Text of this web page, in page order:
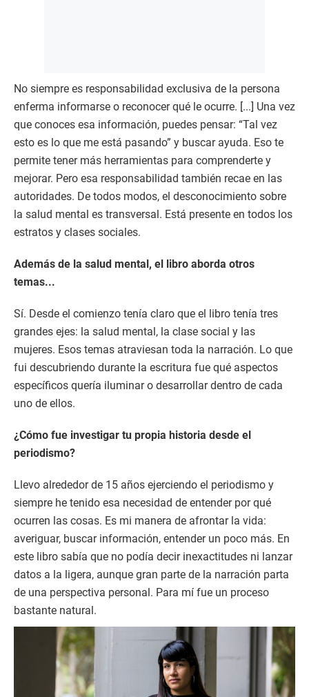
No siempre es responsabilidad exclusiva de la persona
enferma informarse o reconocer qué le ocurre. [...] Una vez
que conoces esa información, puedes pensar: “Tal vez
esto es lo que me está pasando” y buscar ayuda. Eso te
permite tener más herramientas para comprenderte y
mejorar. Pero esa responsabilidad también recae en las
autoridades. De todos modos, el desconocimiento sobre
la salud mental es transversal. Está presente en todos los
estratos y clases sociales.
Además de la salud mental, el libro aborda otros
temas...
Sí. Desde el comienzo tenía claro que el libro tenía tres
grandes ejes: la salud mental, la clase social y las
mujeres. Esos temas atraviesan toda la narración. Lo que
fui descubriendo durante la escritura fue qué aspectos
específicos quería iluminar o desarrollar dentro de cada
uno de ellos.
¿Cómo fue investigar tu propia historia desde el
periodismo?
Llevo alrededor de 15 años ejerciendo el periodismo y
siempre he tenido esa necesidad de entender por qué
ocurren las cosas. Es mi manera de afrontar la vida:
averiguar, buscar información, entender un poco más. En
este libro sabía que no podía decir inexactitudes ni lanzar
datos a la ligera, aunque gran parte de la narración parta
de una perspectiva personal. Para mí fue un proceso
bastante natural.